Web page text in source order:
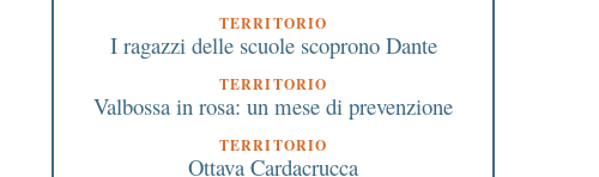
TERRITORIO
I ragazzi delle scuole scoprono Dante
TERRITORIO
Valbossa in rosa: un mese di prevenzione
TERRITORIO
Ottava Cardacrucca